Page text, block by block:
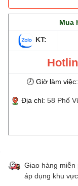
Mua
KT:
🕗 Giờ làm việc:
Địa chỉ: 58 Phố
Giao hàng
áp dụng khu